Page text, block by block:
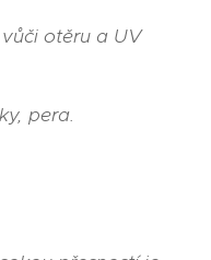
otěru a UV
pera.